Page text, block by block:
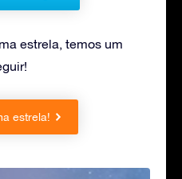
estrela, temos um
estrela!